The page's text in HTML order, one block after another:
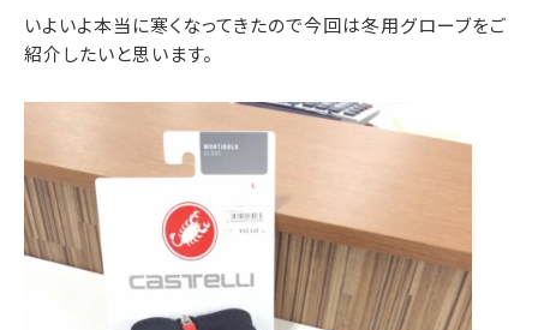
いよいよ本当に寒くなってきたので今回は冬用グローブをご
紹介したいと思います。